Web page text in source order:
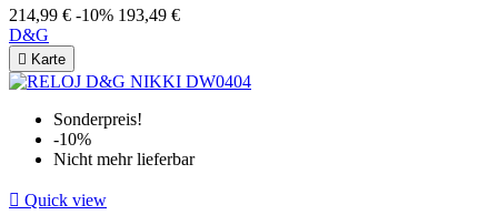
214,99 € -10% 193,49 €
D&G
 Karte
Sonderpreis!
-10%
Nicht mehr lieferbar
 Quick view